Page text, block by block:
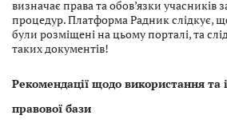
визначає права та обов’язки учасників
процедур. Платформа Радник слідкує,
були розміщені на цьому порталі, та
таких документів!
Рекомендації щодо використання та
правової бази